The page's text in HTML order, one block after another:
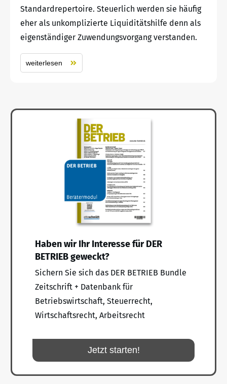
Standardrepertoire. Steuerlich werden sie häufig
eher als unkomplizierte Liquiditätshilfe denn als
eigenständiger Zuwendungsvorgang verstanden.
weiterlesen
Haben wir Ihr Interesse für DER
BETRIEB geweckt?
Sichern Sie sich das DER BETRIEB Bundle
Zeitschrift + Datenbank für
Betriebswirtschaft, Steuerrecht,
Wirtschaftsrecht, Arbeitsrecht
Jetzt starten!